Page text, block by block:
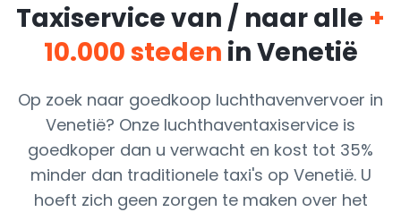
Taxiservice van / naar alle +
10.000 steden in Venetië
Op zoek naar goedkoop luchthavenvervoer in
Venetië? Onze luchthaventaxiservice is
goedkoper dan u verwacht en kost tot 35%
minder dan traditionele taxi's op Venetië. U
hoeft zich geen zorgen te maken over het